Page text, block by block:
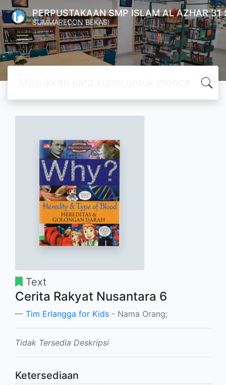
PERPUSTAKAAN SMP ISLAM AL AZHAR 31
SUMMARECON BEKASI
Text
Cerita Rakyat Nusantara 6
Tim Erlangga for Kids - Nama Orang;
Tidak Tersedia Deskripsi
Ketersediaan